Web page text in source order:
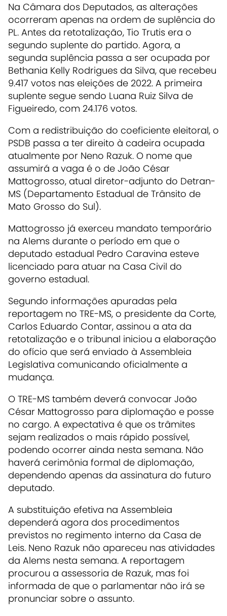
Na Câmara dos Deputados, as alterações
ocorreram apenas na ordem de suplência do
PL. Antes da retotalização, Tio Trutis era o
segundo suplente do partido. Agora, a
segunda suplência passa a ser ocupada por
Bethania Kelly Rodrigues da Silva, que recebeu
9.417 votos nas eleições de 2022. A primeira
suplente segue sendo Luana Ruiz Silva de
Figueiredo, com 24.176 votos.
Com a redistribuição do coeficiente eleitoral, o
PSDB passa a ter direito à cadeira ocupada
atualmente por Neno Razuk. O nome que
assumirá a vaga é o de João César
Mattogrosso, atual diretor-adjunto do Detran-
MS (Departamento Estadual de Trânsito de
Mato Grosso do Sul).
Mattogrosso já exerceu mandato temporário
na Alems durante o período em que o
deputado estadual Pedro Caravina esteve
licenciado para atuar na Casa Civil do
governo estadual.
Segundo informações apuradas pela
reportagem no TRE-MS, o presidente da Corte,
Carlos Eduardo Contar, assinou a ata da
retotalização e o tribunal iniciou a elaboração
do ofício que será enviado à Assembleia
Legislativa comunicando oficialmente a
mudança.
O TRE-MS também deverá convocar João
César Mattogrosso para diplomação e posse
no cargo. A expectativa é que os trâmites
sejam realizados o mais rápido possível,
podendo ocorrer ainda nesta semana. Não
haverá cerimônia formal de diplomação,
dependendo apenas da assinatura do futuro
deputado.
A substituição efetiva na Assembleia
dependerá agora dos procedimentos
previstos no regimento interno da Casa de
Leis. Neno Razuk não apareceu nas atividades
da Alems nesta semana. A reportagem
procurou a assessoria de Razuk, mas foi
informada de que o parlamentar não irá se
pronunciar sobre o assunto.